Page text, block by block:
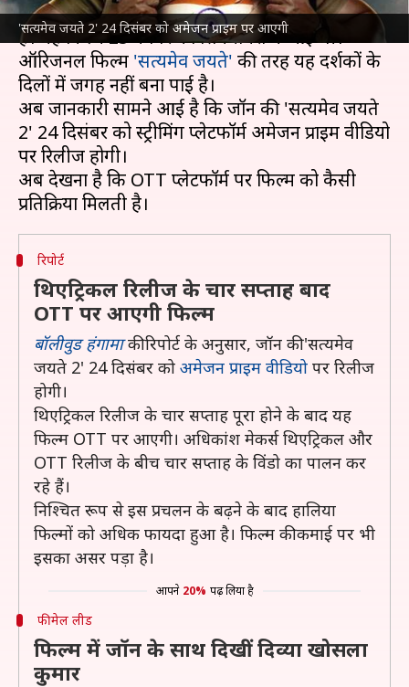
'सत्यमेव जयते 2' 24 दिसंबर को अमेजन प्राइम पर आएगी
जॉन अब्राहमहाल में 'सत्यमेव जयते 2' को लेकर चर्चा में रहे
हैं। यह फिल्म 25 नवंबर को सिनेमाघरों में आई थी।
ऑरिजनल फिल्म 'सत्यमेव जयते' की तरह यह दर्शकों के
दिलों में जगह नहीं बना पाई है।
अब जानकारी सामने आई है कि जॉन की 'सत्यमेव जयते
2' 24 दिसंबर को स्ट्रीमिंग प्लेटफॉर्म अमेजन प्राइम वीडियो
पर रिलीज होगी।
अब देखना है कि OTT प्लेटफॉर्म पर फिल्म को कैसी
रिपोर्ट
थिएट्रिकल रिलीज के चार सप्ताह बाद
OTT पर आएगी फिल्म
बॉलीवुड हंगामाकी रिपोर्ट के अनुसार, जॉन की 'सत्यमेव
जयते 2' 24 दिसंबर को अमेजन प्राइम वीडियो पर रिलीज
होगी।
थिएट्रिकल रिलीज के चार सप्ताह पूरा होने के बाद यह
फिल्म OTT पर आएगी। अधिकांश मेकर्स थिएट्रिकल और
OTT रिलीज के बीच चार सप्ताह के विंडो का पालन कर
रहे हैं।
निश्चित रूप से इस प्रचलन के बढ़ने के बाद हालिया
फिल्मों को अधिक फायदा हुआ है। फिल्म की कमाई पर भी
इसका असर पड़ा है।
आपने 20% पढ़ लिया है
फीमेल लीड
फिल्म में जॉन के साथ दिखीं दिव्या खोसला
कुमार